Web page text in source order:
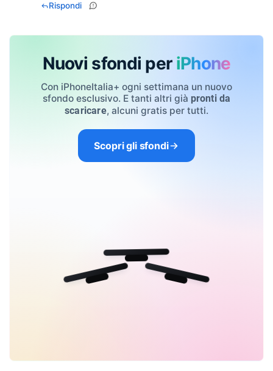
Rispondi
Nuovi sfondi per iPhone
Con iPhoneItalia+ ogni settimana un nuovo
sfondo esclusivo. E tanti altri già pronti da
scaricare, alcuni gratis per tutti.
Scopri gli sfondi